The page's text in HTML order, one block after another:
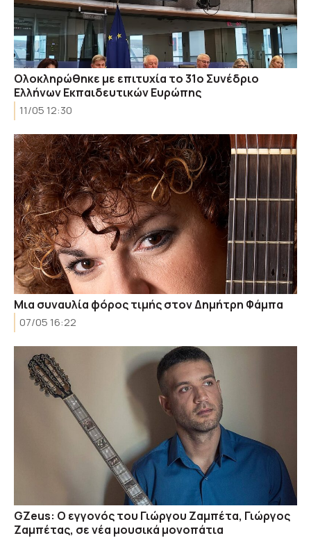
Ολοκληρώθηκε με επιτυχία το 31ο Συνέδριο
Ελλήνων Εκπαιδευτικών Ευρώπης
11/05 12:30
Μια συναυλία φόρος τιμής στον Δημήτρη Φάμπα
07/05 16:22
GZeus: Ο εγγονός του Γιώργου Ζαμπέτα, Γιώργος
Ζαμπέτας, σε νέα μουσικά μονοπάτια